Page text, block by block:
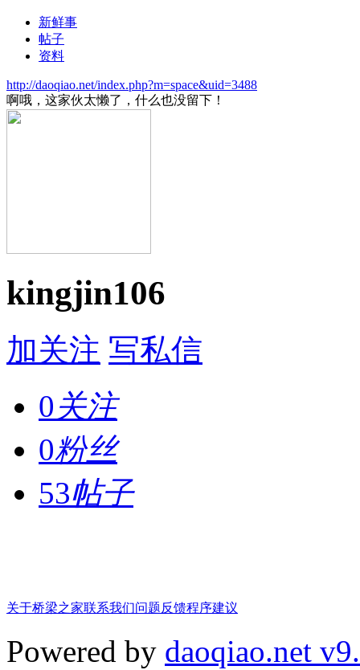
新鲜事
帖子
资料
http://daoqiao.net/index.php?m=space&uid=3488
啊哦，这家伙太懒了，什么也没留下！
kingjin106
加关注 写私信
0关注
0粉丝
53帖子
关于桥梁之家联系我们问题反馈程序建议
Powered by daoqiao.net